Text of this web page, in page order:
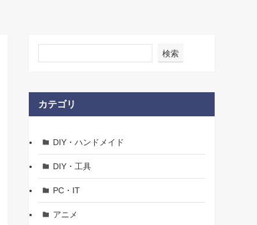
検索
カテゴリ
DIY・ハンドメイド
DIY・工具
PC・IT
アニメ